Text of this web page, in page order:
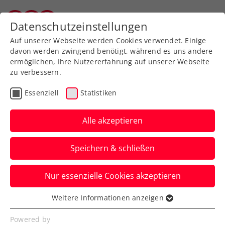
Zurück zur Newsübersicht
Turniere
ATP-Challenger
Shenzhen: Erler/Miedler
stürmen zum 5. Doppel-
Saisontitel
Das ÖTV-Davis-Cup-Doppel lässt in der
chinesischen Metropole auch im Finale
nichts anbrennen.
Datenschutzeinstellungen
Auf unserer Webseite werden Cookies verwendet. Einige
davon werden zwingend benötigt, während es uns andere
ermöglichen, Ihre Nutzererfahrung auf unserer Webseite
zu verbessern.
Essenziell Statistiken
Alle akzeptieren
Speichern & schließen
Nur essenzielle Cookies akzeptieren
Essenziell
Essenzielle Cookies werden für grundlegende
Weitere Informationen anzeigen
Powered by